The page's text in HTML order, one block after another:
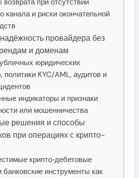
канала и риски окончательной
провайдера без
и доменам
юридических
политики KYC/AML, аудитов и
индикаторы и признаки
или мошенничества
решения и способы
при операциях с крипто-
крипто‑дебетовые
банковские инструменты как